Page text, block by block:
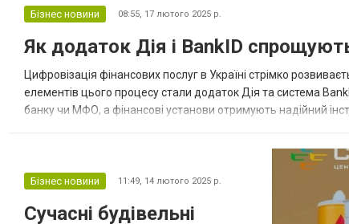
галузі, ISO сертифікація може мати різні
переваги. У цій статті ми розглянемо, як
стандарти ISO допомагають різним
секторам економіки підвищувати
ефективність, з...
Бізнес новини 08:55, 17 лютого 2025 р.
Як додаток Дія і BankID
Цифровізація фінансових послуг в Україні стрімко
елементів цього процесу стали додаток Дія та система
банку чи МФО, а фінансові установи отримують надійний
Бізнес новини 11:49, 14 лютого 2025 р.
Сучасні будівельні